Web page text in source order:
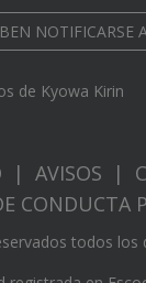
NOTIFICARSE
de Kyowa Kirin
| AVISOS |
CONDUCTA
todos